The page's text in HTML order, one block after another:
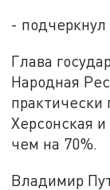
-
Глава
Народная
практически
Херсонская
чем на 70%.
Владимир